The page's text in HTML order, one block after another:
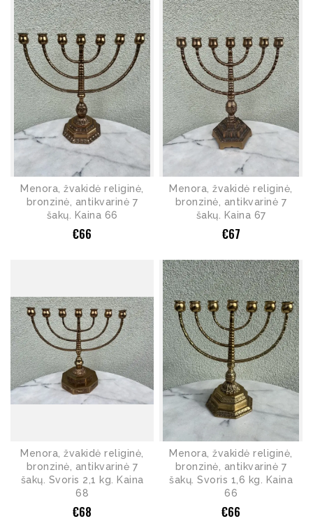
Menora, žvakidė religinė,
bronzinė, antikvarinė 7
šakų. Kaina 66
€66
Menora, žvakidė religinė,
bronzinė, antikvarinė 7
šakų. Kaina 67
€67
Menora, žvakidė religinė,
bronzinė, antikvarinė 7
šakų. Svoris 2,1 kg. Kaina
68
€68
Menora, žvakidė religinė,
bronzinė, antikvarinė 7
šakų. Svoris 1,6 kg. Kaina
66
€66